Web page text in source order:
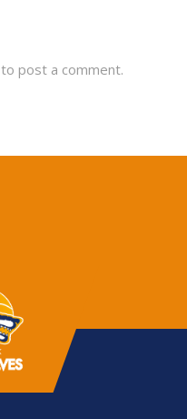
to post a comment.